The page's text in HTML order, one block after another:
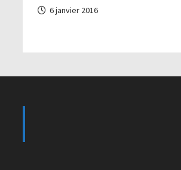
6 janvier 2016